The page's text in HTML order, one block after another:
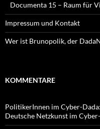
Documenta 15 – Raum für
Impressum und Kontakt
Wer ist Brunopolik, der
KOMMENTARE
PolitikerInnen im Cyber-
Deutsche Netzkunst im